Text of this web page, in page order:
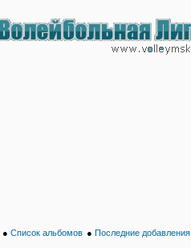
● Список альбомов ● Последние добавления